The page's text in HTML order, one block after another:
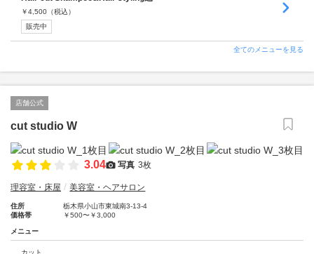
￥4,500 （税込）
販売中
全てのメニューを見る
店舗公式
cut studio W
3.04 写真 3枚
理容室・床屋 美容室・ヘアサロン
住所
栃木県小山市東城南3-13-4
価格帯
￥500〜￥3,000
メニュー
カット